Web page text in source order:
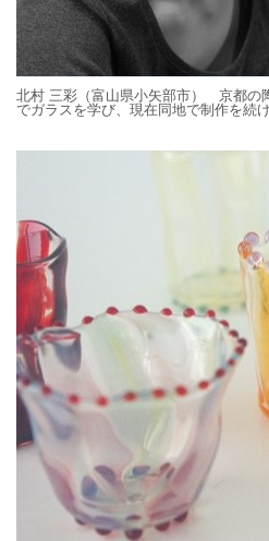
北村 三彩（富山県小矢部市） 京都の
でガラスを学び、現在同地で制作を続